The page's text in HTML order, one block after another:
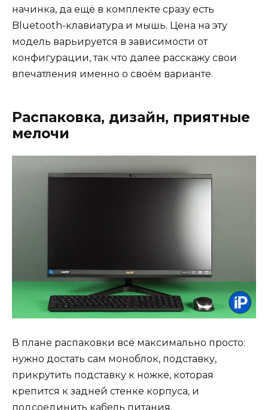
начинка, да ещё в комплекте сразу есть
Bluetooth-клавиатура и мышь. Цена на эту
модель варьируется в зависимости от
конфигурации, так что далее расскажу свои
впечатления именно о своём варианте.
Распаковка, дизайн, приятные
мелочи
В плане распаковки всё максимально просто:
нужно достать сам моноблок, подставку,
прикрутить подставку к ножке, которая
крепится к задней стенке корпуса, и
подсоединить кабель питания.